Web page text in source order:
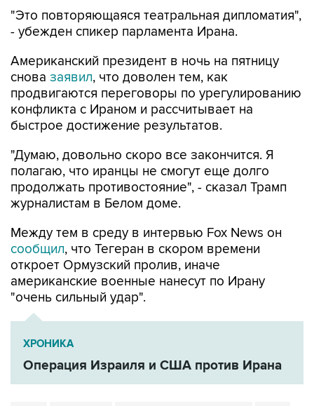
"Это повторяющаяся театральная дипломатия",
- убежден спикер парламента Ирана.
Американский президент в ночь на пятницу
снова заявил, что доволен тем, как
продвигаются переговоры по урегулированию
конфликта с Ираном и рассчитывает на
быстрое достижение результатов.
"Думаю, довольно скоро все закончится. Я
полагаю, что иранцы не смогут еще долго
продолжать противостояние", - сказал Трамп
журналистам в Белом доме.
Между тем в среду в интервью Fox News он
сообщил, что Тегеран в скором времени
откроет Ормузский пролив, иначе
американские военные нанесут по Ирану
"очень сильный удар".
ХРОНИКА
Операция Израиля и США против Ирана